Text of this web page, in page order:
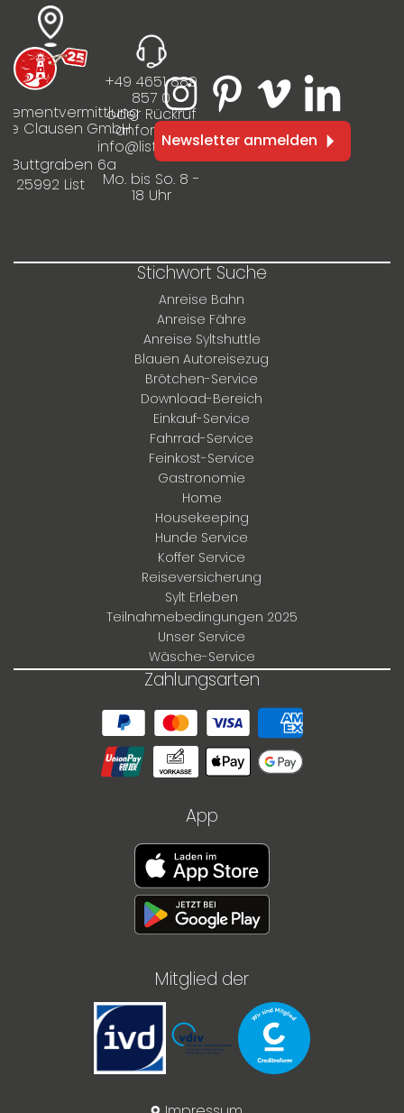
Clausen GmbH
Buttgraben 6a
25992 List
+49 4651 889
857 0
oder Rückruf
anfordern
info@listinfo.de
Mo. bis So. 8 -
18 Uhr
Newsletter anmelden
Stichwort Suche
Anreise Bahn
Anreise Fähre
Anreise Syltshuttle
Blauen Autoreisezug
Brötchen-Service
Download-Bereich
Einkauf-Service
Fahrrad-Service
Feinkost-Service
Gastronomie
Home
Housekeeping
Hunde Service
Koffer Service
Reiseversicherung
Sylt Erleben
Teilnahmebedingungen 2025
Unser Service
Wäsche-Service
Zahlungsarten
App
Mitglied der